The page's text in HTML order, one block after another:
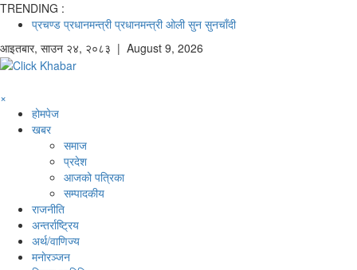
TRENDING :
प्रचण्ड प्रधानमन्त्री प्रधानमन्त्री ओली सुन सुनचाँदी
आइतबार, साउन २४, २०८३ | August 9, 2026
×
होमपेज
खबर
समाज
प्रदेश
आजको पत्रिका
सम्पादकीय
राजनीति
अन्तर्राष्ट्रिय
अर्थ/वाणिज्य
मनाेरञ्जन